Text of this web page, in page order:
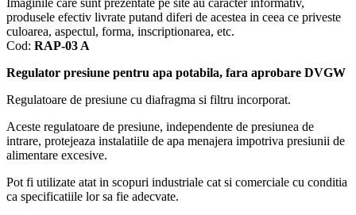
produsele efectiv livrate putand diferi de acestea in ceea ce priveste
culoarea, aspectul, forma, inscriptionarea, etc.
Cod: RAP-03 A
Regulator presiune pentru apa potabila, fara aprobare DVGW
Regulatoare de presiune cu diafragma si filtru incorporat.
Aceste regulatoare de presiune, independente de presiunea de
intrare, protejeaza instalatiile de apa menajera impotriva presiunii de
alimentare excesive.
Pot fi utilizate atat in scopuri industriale cat si comerciale cu conditia
ca specificatiile lor sa fie adecvate.